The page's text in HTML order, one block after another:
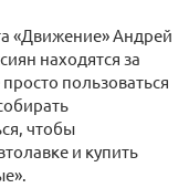
«Движение» Андрей
находятся за
пользоваться
чтобы
и купить